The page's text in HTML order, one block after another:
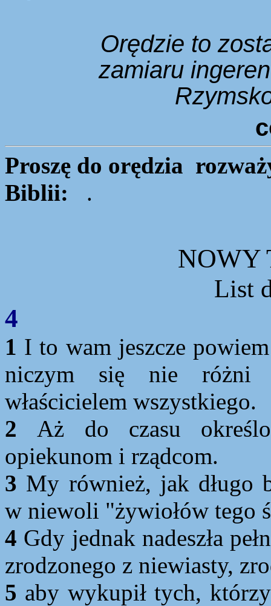
Orędzie to
zamiaru
Proszę do orędzia
Biblii: .
NOWY
List
4
1 I to wam jeszcze
niczym się nie różni
właścicielem wszystkiego.
2 Aż do czasu
opiekunom i rządcom.
3 My również, jak długo
w niewoli "żywiołów tego
4 Gdy jednak nadeszła
zrodzonego z niewiasty,
5 aby wykupił tych,